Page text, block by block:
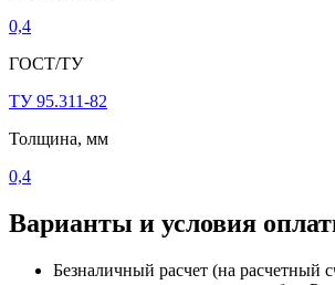
0,4
ГОСТ/ТУ
ТУ 95.311-82
Толщина, мм
0,4
Варианты и условия
Безналичный расчет (на расчетный